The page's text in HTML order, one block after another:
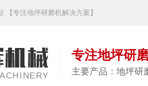
【专注地坪研磨机解决方案】
专注地坪研
主要产品：地坪研